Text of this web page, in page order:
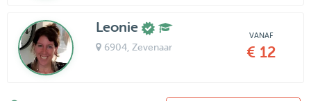
Leonie
6904, Zevenaar
VANAF
€ 12